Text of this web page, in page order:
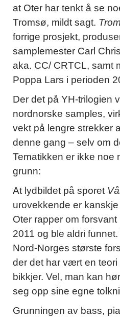
at Oter har tenkt å se
Tromsø, mildt sagt.
forrige prosjekt,
samplemester Carl
aka. CC/ CRTCL, samt
Poppa Lars i perioden
Der det på YH-trilogien
nordnorske samples,
vekt på lengre strekker
denne gang – selv om
Tematikken er ikke noe
grunn:
At lydbildet på sporet
urovekkende er
Oter rapper om
2011 og ble aldri
Nord-Norges største
der det har vært en
bikkjer. Vel, man kan
seg opp sine egne
Grunningen av bass,